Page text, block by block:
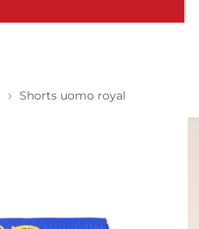
Shorts uomo royal